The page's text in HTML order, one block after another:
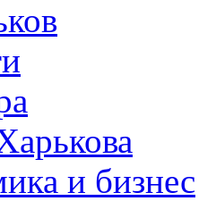
и бизнес